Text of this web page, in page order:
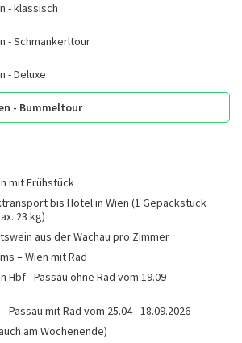
- klassisch
- Schmankerltour
- Deluxe
- Bummeltour
mit Frühstück
bis Hotel in Wien (1 Gepäckstück
23 kg)
aus der Wachau pro Zimmer
– Wien mit Rad
Hbf - Passau ohne Rad vom 19.09 -
Passau mit Rad vom 25.04 - 18.09.2026
am Wochenende)